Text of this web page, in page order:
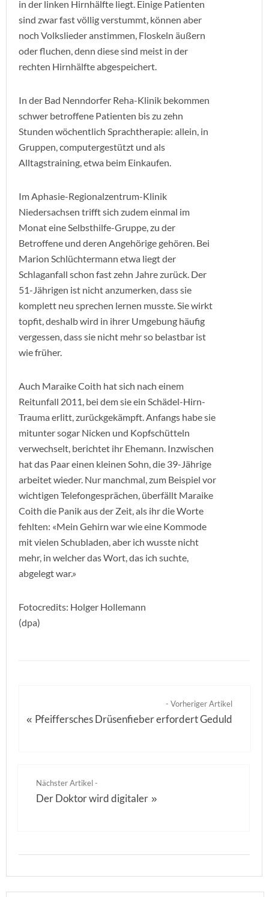
in der linken Hirnhälfte liegt. Einige Patienten
sind zwar fast völlig verstummt, können aber
noch Volkslieder anstimmen, Floskeln äußern
oder fluchen, denn diese sind meist in der
rechten Hirnhälfte abgespeichert.
In der Bad Nenndorfer Reha-Klinik bekommen
schwer betroffene Patienten bis zu zehn
Stunden wöchentlich Sprachtherapie: allein, in
Gruppen, computergestützt und als
Alltagstraining, etwa beim Einkaufen.
Im Aphasie-Regionalzentrum-Klinik
Niedersachsen trifft sich zudem einmal im
Monat eine Selbsthilfe-Gruppe, zu der
Betroffene und deren Angehörige gehören. Bei
Marion Schlüchtermann etwa liegt der
Schlaganfall schon fast zehn Jahre zurück. Der
51-Jährigen ist nicht anzumerken, dass sie
komplett neu sprechen lernen musste. Sie wirkt
topfit, deshalb wird in ihrer Umgebung häufig
vergessen, dass sie nicht mehr so belastbar ist
wie früher.
Auch Maraike Coith hat sich nach einem
Reitunfall 2011, bei dem sie ein Schädel-Hirn-
Trauma erlitt, zurückgekämpft. Anfangs habe sie
mitunter sogar Nicken und Kopfschütteln
verwechselt, berichtet ihr Ehemann. Inzwischen
hat das Paar einen kleinen Sohn, die 39-Jährige
arbeitet wieder. Nur manchmal, zum Beispiel vor
wichtigen Telefongesprächen, überfällt Maraike
Coith die Panik aus der Zeit, als ihr die Worte
fehlten: «Mein Gehirn war wie eine Kommode
mit vielen Schubladen, aber ich wusste nicht
mehr, in welcher das Wort, das ich suchte,
abgelegt war.»
Fotocredits: Holger Hollemann
(dpa)
- Vorheriger Artikel
« Pfeiffersches Drüsenfieber erfordert Geduld
Nächster Artikel -
Der Doktor wird digitaler »